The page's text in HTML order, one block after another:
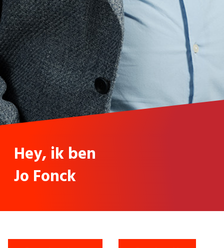
Hey, ik ben
Jo Fonck